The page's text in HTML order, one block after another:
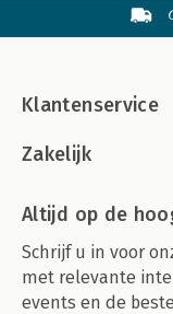
Klantenservice
Zakelijk
Altijd op de
Schrijf u in voor
met relevante
events en de